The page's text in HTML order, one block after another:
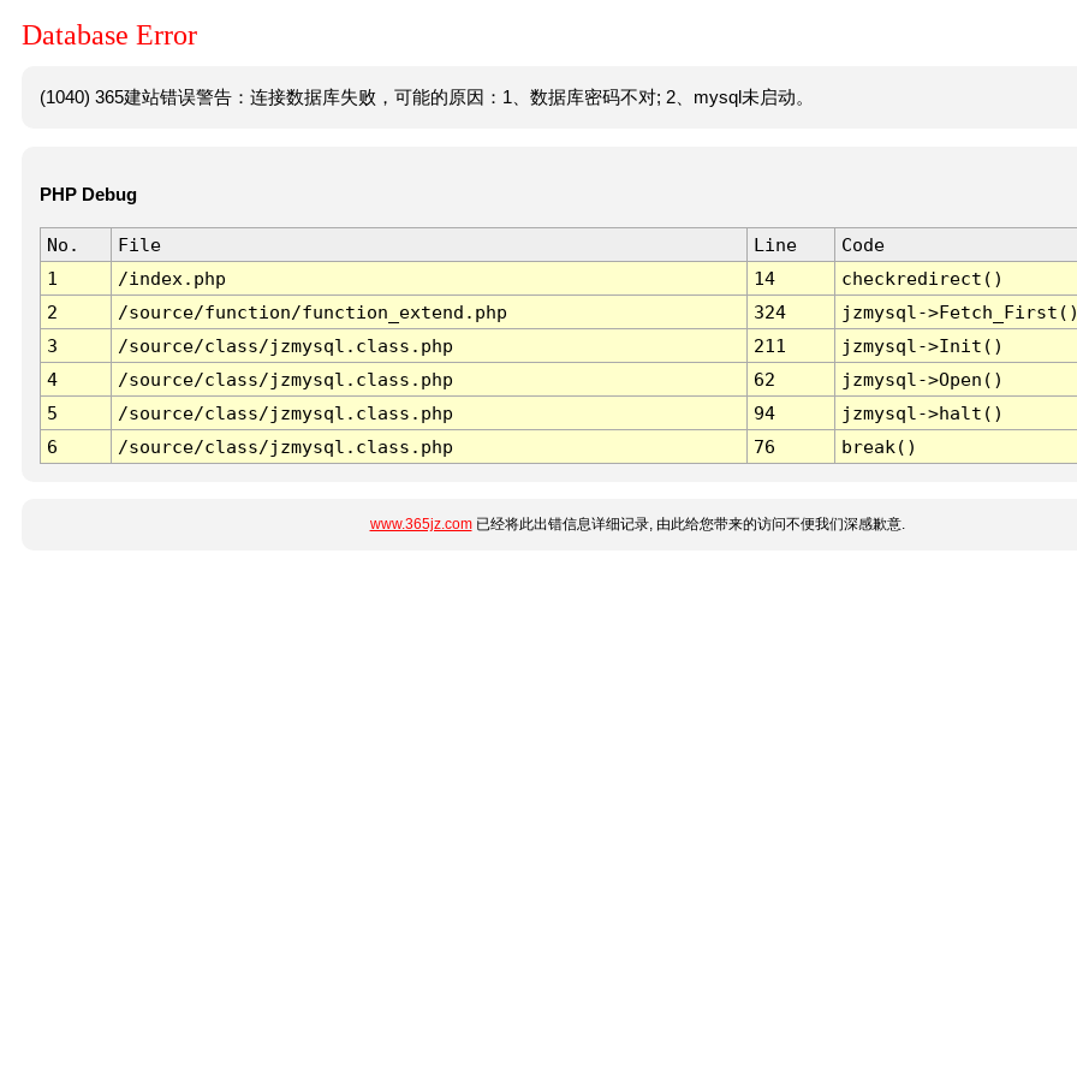
Database Error
(1040) 365建站错误警告：连接数据库失败，可能的原因：1、数据库密码不对; 2、mysql未启动。
PHP Debug
No. File Line
Code
1
/index.php 14
checkredirect()
2
/source/function/function_extend.php 324
jzmysql-
3
/source/class/jzmysql.class.php 211
jzmysql->Init()
4
/source/class/jzmysql.class.php 62
jzmysql->Open()
5
/source/class/jzmysql.class.php 94
jzmysql->halt()
6
/source/class/jzmysql.class.php 76 break()
www.365jz.com已经将此出错信息详细记录, 由此给您带来的访问不便我们深感歉意.